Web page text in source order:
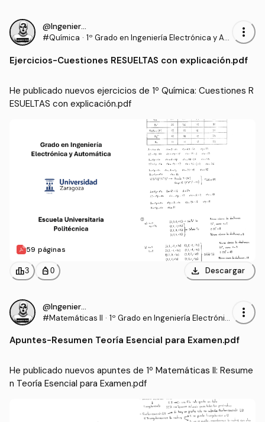
@IngenieroProo
#Química · 1º Grado en Ingeniería Electrónica y Aut
more_vert
Ejercicios-Cuestiones RESUELTAS con explicación.pdf
He publicado nuevos ejercicios de 1º Química: Cuestiones R
ESUELTAS con explicación.pdf
59 páginas
leaderboard3 personal_bag 0 download Descargar
@IngenieroProo
#Matemáticas II · 1º Grado en Ingeniería Electrónic
more_vert
Apuntes-Resumen Teoría Esencial para Examen.pdf
He publicado nuevos apuntes de 1º Matemáticas II: Resume
n Teoría Esencial para Examen.pdf